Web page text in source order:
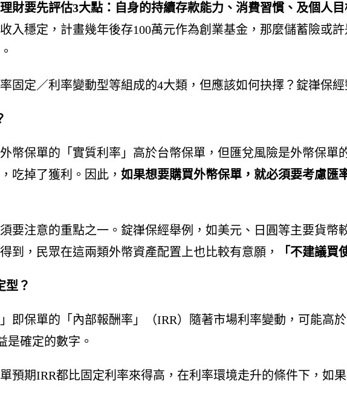
財要先評估3大點：自身的持續存款能力、消費習慣、及個人目
入穩定，計畫幾年後存100萬元作為創業基金，那麼儲蓄險或
固定／利率變動型等組成的4大類，但應該如何抉擇？錠嵂保
幣保單的「實質利率」高於台幣保單，但匯兌風險是外幣保
吃掉了獲利。因此， 如果想要購買外幣保單，就必須要考慮匯
要注意的重點之一。錠嵂保經舉例，如美元、日圓等主要貨
到，民眾在這兩類外幣資產配置上也比較有意願，
「不建議買
型？
即保單的「內部報酬率」（IRR）隨著市場利率變動，可能高
是確定的數字。
預期IRR都比固定利率來得高，在利率環境走升的條件下，如